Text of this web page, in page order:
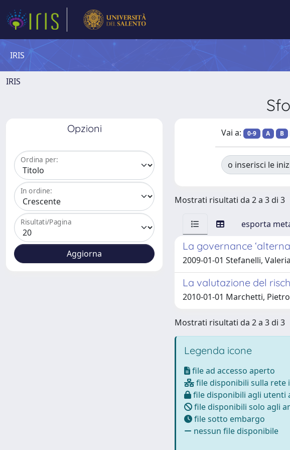
IRIS
IRIS
Opzioni
Ordina per:
In ordine:
Risultati/Pagina
Vai a: 0-9 A B
o inserisci le
Mostrati risultati da 2 a 3 di 3
esporta
La governance
2009-01-01 Stefanelli, Valeria
La valutazione del
2010-01-01 Marchetti, Pietro
Mostrati risultati da 2 a 3 di 3
Legenda icone
file ad accesso aperto
file disponibili sulla rete
file disponibili agli utenti
file disponibili solo agli
file sotto embargo
nessun file disponibile